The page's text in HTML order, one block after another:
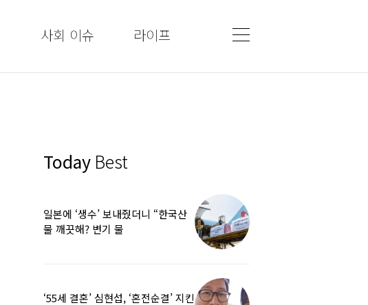
사회 이슈 라이프
Today Best
일본에 ‘생수’ 보내줬더니 “한국산
물 깨끗해? 변기 물
‘55세 결혼’ 심현섭, ‘혼전순결’ 지킨